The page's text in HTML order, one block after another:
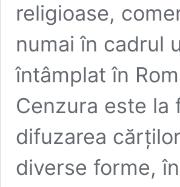
religioase,
numai în cadrul
întâmplat în
Cenzura este la
difuzarea
diverse forme,